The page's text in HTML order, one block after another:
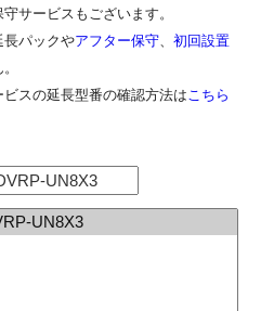
サービスもございます。
長パックやアフター保守
初回設置
スの延長型番の確認方法は こちら